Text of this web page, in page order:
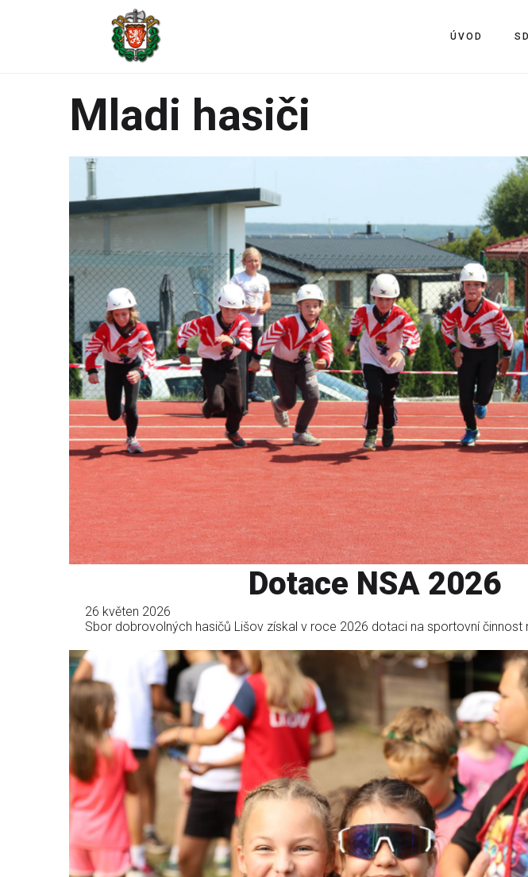
ÚVOD
Skvělá parta kamarádů
Mladi hasiči
Dotace NSA 2026
26 květen 2026
Sbor dobrovolných hasičů Lišov získal v roce 2026 dotaci na sportovní činnost